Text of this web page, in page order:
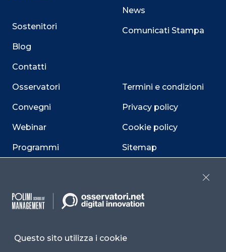
Sostenitori
Blog
Contatti
Osservatori
Convegni
Webinar
Programmi
News
Comunicati Stampa
Termini e condizioni
Privacy policy
Cookie policy
Sitemap
Cookie Center
Questo sito utilizza i cookie